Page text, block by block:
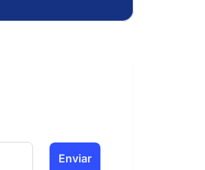
Enviar